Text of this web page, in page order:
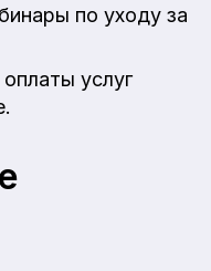
по уходу за
услуг